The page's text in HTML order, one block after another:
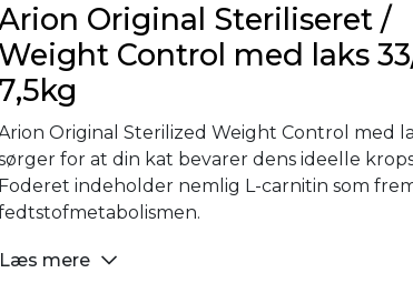
Original Steriliseret /
Weight Control med laks
7,5kg
Original Sterilized Weight Control med
for at din kat bevarer dens ideelle
Foderet indeholder nemlig L-carnitin som
Læs mere